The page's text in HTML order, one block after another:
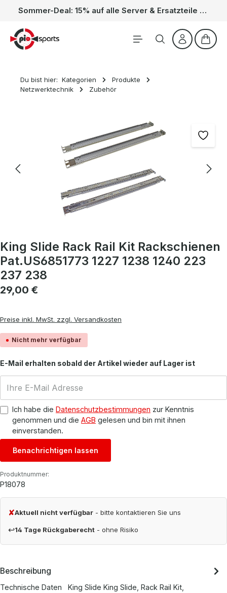
Zum Hauptinhalt springen Sommer-Deal: 15% auf alle Server & Ersatzteile – Kein Code nötig, der Rabatt wird automatisch im Warenkorb abgezogen. Gültig vom 01.06. bis 31.08.
Du bist hier: Kategorien
Produkte
Netzwerktechnik
Zubehör
King Slide Rack Rail Kit Rackschienen
Pat.US6851773 1227 1238 1240 223
237 238
Regulärer Preis:
29,00 €
Preise inkl. MwSt. zzgl. Versandkosten
Nicht mehr verfügbar
E-Mail erhalten sobald der Artikel wieder auf Lager ist
Ich habe die Datenschutzbestimmungen zur Kenntnis
genommen und die AGB gelesen und bin mit ihnen
einverstanden.
Benachrichtigen lassen
Produktnummer:
P18078
✘Aktuell nicht verfügbar - bitte kontaktieren Sie uns
↩14 Tage Rückgaberecht - ohne Risiko
Beschreibung
Technische Daten King Slide King Slide, Rack Rail Kit,